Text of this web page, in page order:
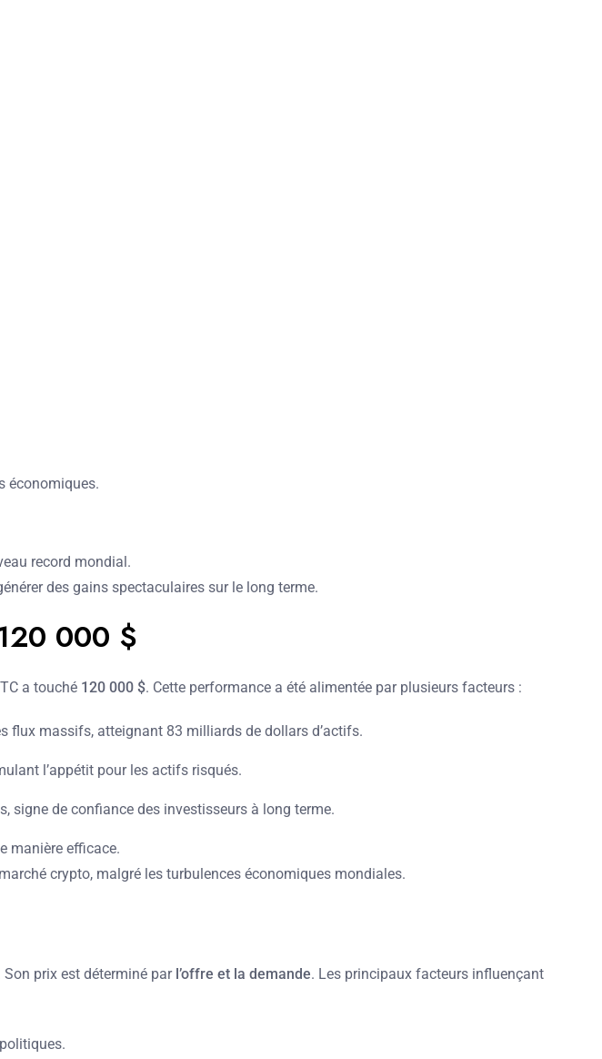
économiques.
record mondial.
des gains spectaculaires sur le long terme.
000 $
a touché 120 000 $. Cette performance a été alimentée par plusieurs facteurs :
flux massifs, atteignant 83 milliards de dollars d’actifs.
l’appétit pour les actifs risqués.
signe de confiance des investisseurs à long terme.
manière efficace.
crypto, malgré les turbulences économiques mondiales.
prix est déterminé par l’offre et la demande. Les principaux facteurs influençant